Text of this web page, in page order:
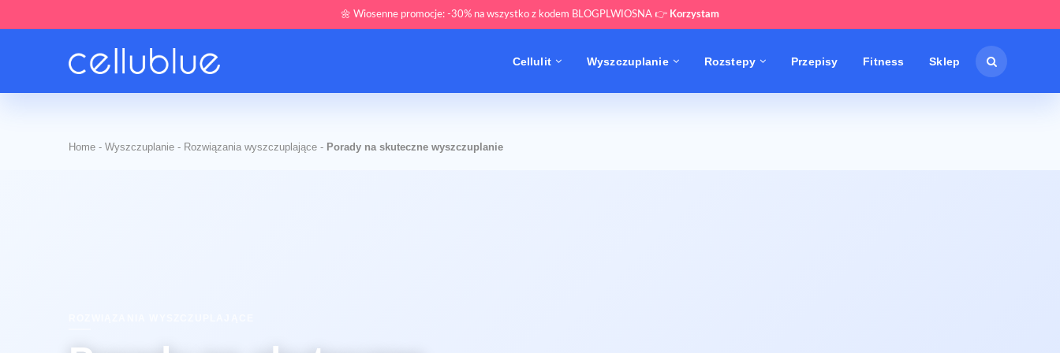
🌼 Wiosenne promocje: -30% na wszystko z kodem BLOGPLWIOSNA 👉 Korzystam
Cellulit Wyszczuplanie Rozstepy Przepisy Fitness Sklep
Home - Wyszczuplanie - Rozwiązania wyszczuplające - Porady na skuteczne wyszczuplanie